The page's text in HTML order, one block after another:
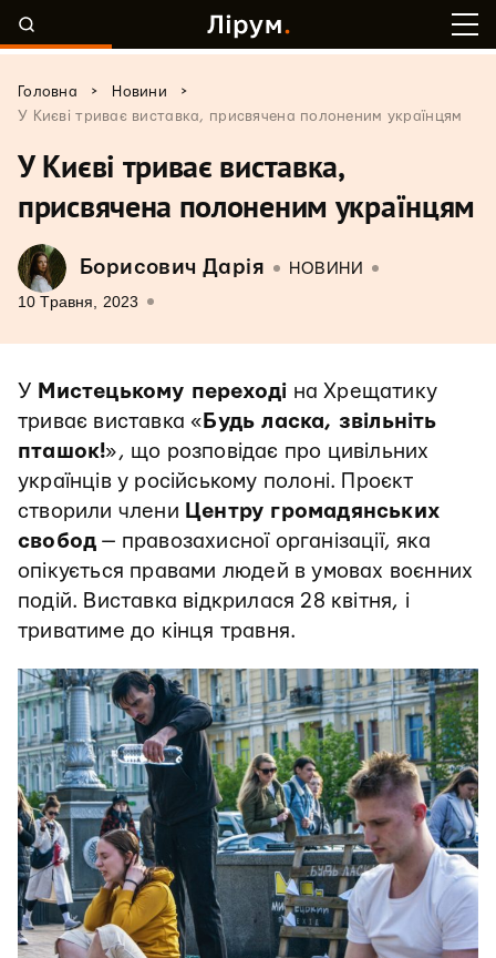
Головна > Новини
>
У Києві триває виставка, присвячена полоненим українцям
У Києві триває виставка,
присвячена полоненим українцям
Борисович Дарія НОВИНИ
10 Травня, 2023
У Мистецькому переході на Хрещатику
триває виставка « Будь ласка, звільніть
пташок!», що розповідає про цивільних
українців у російському полоні. Проєкт
створили члени Центру громадянських
свобод — правозахисної організації, яка
опікується правами людей в умовах воєнних
подій. Виставка відкрилася 28 квітня, і
триватиме до кінця травня.